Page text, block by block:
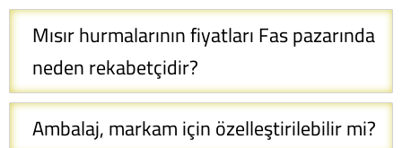
Mısır hurmalarının fiyatları Fas pazarında
neden rekabetçidir?
Ambalaj, markam için özelleştirilebilir mi?